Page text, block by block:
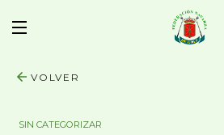
VOLVER
SIN CATEGORIZAR